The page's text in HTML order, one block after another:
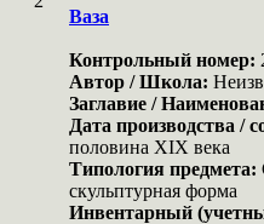
Ваза
Контрольный номер:
Автор / Школа:
Заглавие /
Дата производства /
половина XIX века
Типология предмета:
скульптурная форма
Инвентарный